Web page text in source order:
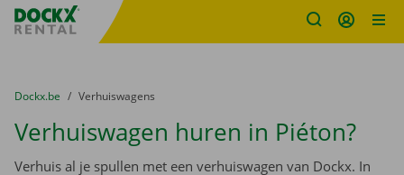
Fratello DEMO
U bevindt zich hier:
van
Dockx.be naar
Verhuiswagens
Verhuiswagen huren in Piéton?
Verhuis al je spullen met een verhuiswagen van Dockx. In